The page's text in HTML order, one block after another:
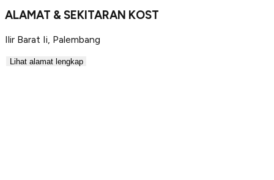
ALAMAT & SEKITARAN KOST
Ilir Barat Ii, Palembang
Lihat alamat lengkap